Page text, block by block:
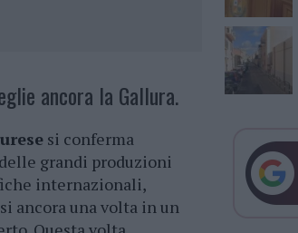
ancora la Gallura.
si conferma
grandi produzioni
internazionali,
ancora una volta in un